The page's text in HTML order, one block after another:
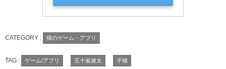
CATEGORY : 猫のゲーム・アプリ
TAG : ゲーム/アプリ 五十嵐健太 子猫